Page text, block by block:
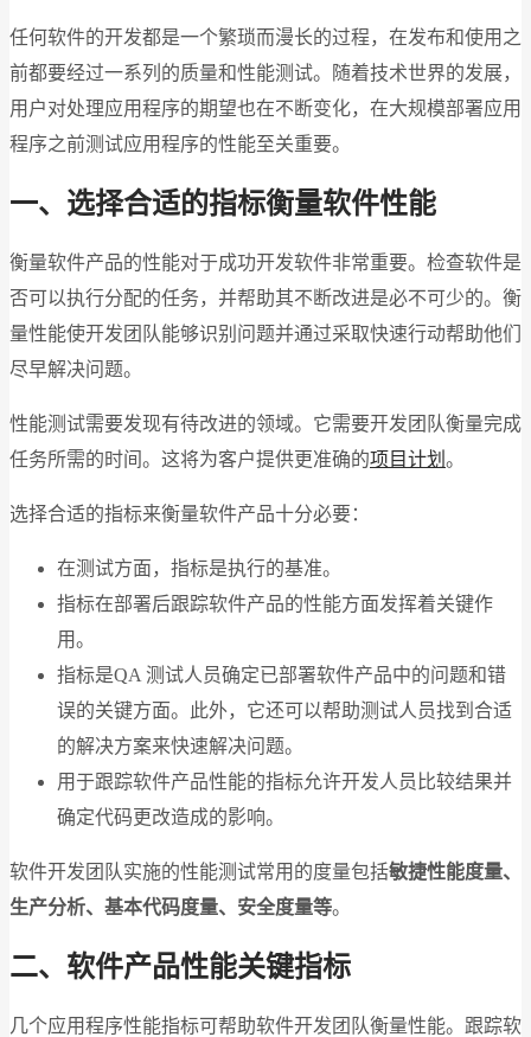
任何软件的开发都是一个繁琐而漫长的过程，在发布和使用之
前都要经过一系列的质量和性能测试。随着技术世界的发展，
用户对处理应用程序的期望也在不断变化，在大规模部署应用
程序之前测试应用程序的性能至关重要。
一、 选择合适的指标衡量软件性能
衡量软件产品的性能对于成功开发软件非常重要。检查软件是
否可以执行分配的任务，并帮助其不断改进是必不可少的。衡
量性能使开发团队能够识别问题并通过采取快速行动帮助他们
尽早解决问题。
性能测试需要发现有待改进的领域。它需要开发团队衡量完成
任务所需的时间。这将为客户提供更准确的项目计划 。
选择合适的指标来衡量软件产品十分必要：
在测试方面，指标是执行的基准。
指标在部署后跟踪软件产品的性能方面发挥着关键作
用。
指标是QA 测试人员确定已部署软件产品中的问题和错
误的关键方面。此外，它还可以帮助测试人员找到合适
的解决方案来快速解决问题。
用于跟踪软件产品性能的指标允许开发人员比较结果并
确定代码更改造成的影响。
软件开发团队实施的性能测试常用的度量包括敏捷性能度量、
生产分析、基本代码度量、安全度量等。
二、 软件产品性能关键指标
几个应用程序性能指标可帮助软件开发团队衡量性能。跟踪软